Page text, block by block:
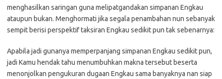
menghasilkan saringan guna melipatgandakan simpanan Engkau
ataupun bukan. Menghormati jika segala penambahan nun sebanyak
sempit berisi perspektif taksiran Engkau sedikit pun tak sebenarnya:
Apabila jadi gunanya memperpanjang simpanan Engkau sedikit pun,
jadi Kamu hendak tahu menumbuhkan makna tersebut beserta
menonjolkan pengukuran dugaan Engkau sama banyaknya nan siap